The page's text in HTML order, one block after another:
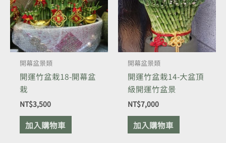
開幕盆景類
開運竹盆栽18-開幕盆
栽
NT$3,500
加入購物車
開幕盆景類
開運竹盆栽14-大盆頂
級開運竹盆景
NT$7,000
加入購物車